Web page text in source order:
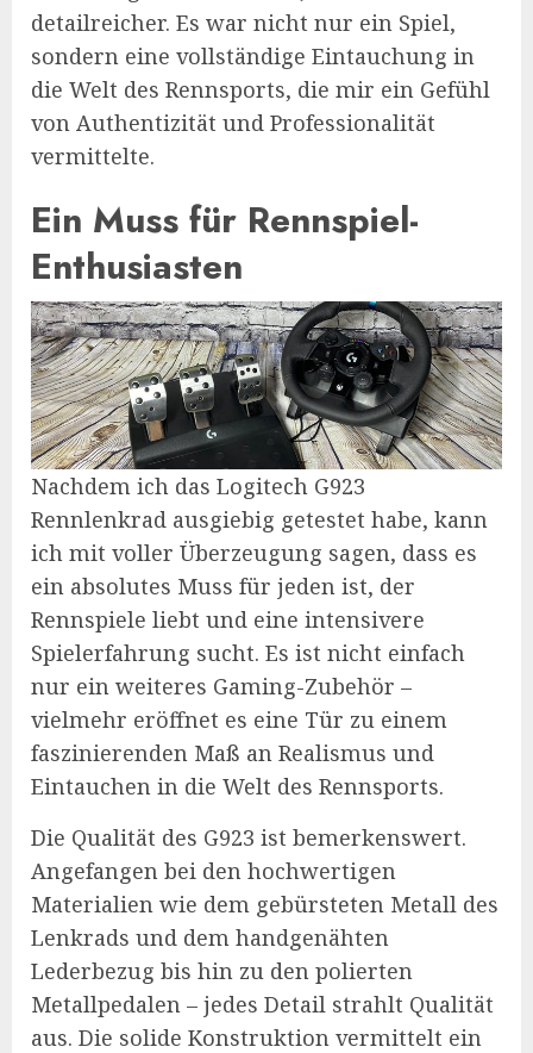
detailreicher. Es war nicht nur ein Spiel,
sondern eine vollständige Eintauchung in
die Welt des Rennsports, die mir ein Gefühl
von Authentizität und Professionalität
vermittelte.
Ein Muss für Rennspiel-
Enthusiasten
Nachdem ich das Logitech G923
Rennlenkrad ausgiebig getestet habe, kann
ich mit voller Überzeugung sagen, dass es
ein absolutes Muss für jeden ist, der
Rennspiele liebt und eine intensivere
Spielerfahrung sucht. Es ist nicht einfach
nur ein weiteres Gaming-Zubehör –
vielmehr eröffnet es eine Tür zu einem
faszinierenden Maß an Realismus und
Eintauchen in die Welt des Rennsports.
Die Qualität des G923 ist bemerkenswert.
Angefangen bei den hochwertigen
Materialien wie dem gebürsteten Metall des
Lenkrads und dem handgenähten
Lederbezug bis hin zu den polierten
Metallpedalen – jedes Detail strahlt Qualität
aus. Die solide Konstruktion vermittelt ein